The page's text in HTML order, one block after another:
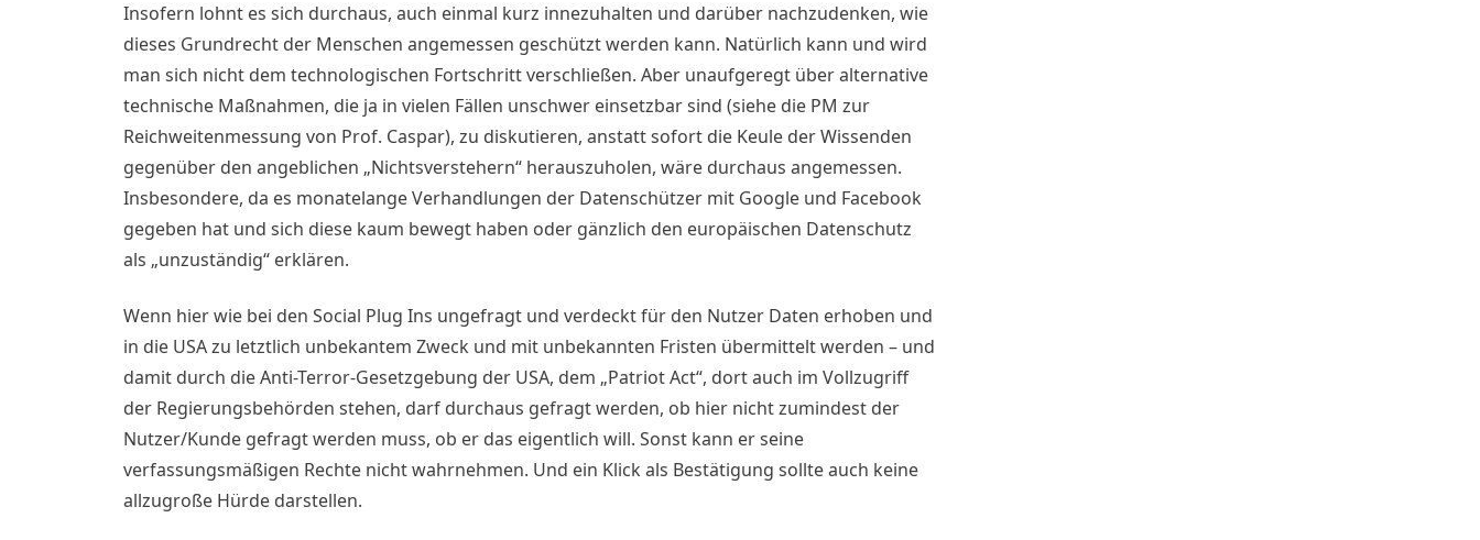
Insofern lohnt es sich durchaus, auch einmal kurz innezuhalten und darüber nachzudenken, wie
dieses Grundrecht der Menschen angemessen geschützt werden kann. Natürlich kann und wird
man sich nicht dem technologischen Fortschritt verschließen. Aber unaufgeregt über alternative
technische Maßnahmen, die ja in vielen Fällen unschwer einsetzbar sind (siehe die PM zur
Reichweitenmessung von Prof. Caspar), zu diskutieren, anstatt sofort die Keule der Wissenden
gegenüber den angeblichen „Nichtsverstehern“ herauszuholen, wäre durchaus angemessen.
Insbesondere, da es monatelange Verhandlungen der Datenschützer mit Google und Facebook
gegeben hat und sich diese kaum bewegt haben oder gänzlich den europäischen Datenschutz
als „unzuständig“ erklären.
Wenn hier wie bei den Social Plug Ins ungefragt und verdeckt für den Nutzer Daten erhoben und
in die USA zu letztlich unbekantem Zweck und mit unbekannten Fristen übermittelt werden – und
damit durch die Anti-Terror-Gesetzgebung der USA, dem „Patriot Act“, dort auch im Vollzugriff
der Regierungsbehörden stehen, darf durchaus gefragt werden, ob hier nicht zumindest der
Nutzer/Kunde gefragt werden muss, ob er das eigentlich will. Sonst kann er seine
verfassungsmäßigen Rechte nicht wahrnehmen. Und ein Klick als Bestätigung sollte auch keine
allzugroße Hürde darstellen.